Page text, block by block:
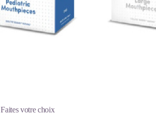
Faites votre choix